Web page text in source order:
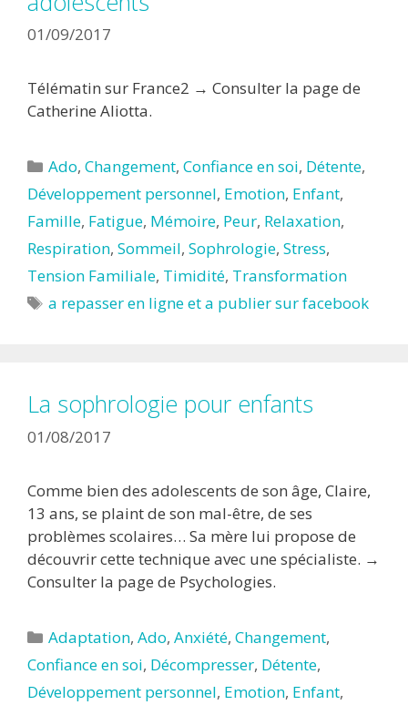
01/09/2017
Télématin sur France2 → Consulter la page de
Catherine Aliotta.
Catégories
Ado,Changement,Confiance en soi, Détente,
Développement personnel, Emotion, Enfant,
Famille, Fatigue, Mémoire, Peur, Relaxation,
Respiration, Sommeil, Sophrologie, Stress,
Tension Familiale, Timidité, Transformation
Étiquettes
a repasser en ligne et a publier sur facebook
La sophrologie pour enfants
01/08/2017
Comme bien des adolescents de son âge, Claire,
13 ans, se plaint de son mal-être, de ses
problèmes scolaires… Sa mère lui propose de
découvrir cette technique avec une spécialiste. →
Consulter la page de Psychologies.
Catégories
Adaptation,Ado,Anxiété,Changement,
Confiance en soi, Décompresser, Détente,
Développement personnel, Emotion, Enfant,